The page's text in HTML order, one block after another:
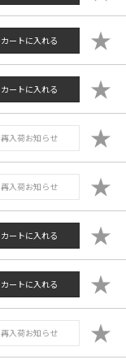
カートに入れる ★
カートに入れる ★
再入荷お知らせ ★
再入荷お知らせ ★
カートに入れる ★
カートに入れる ★
再入荷お知らせ ★